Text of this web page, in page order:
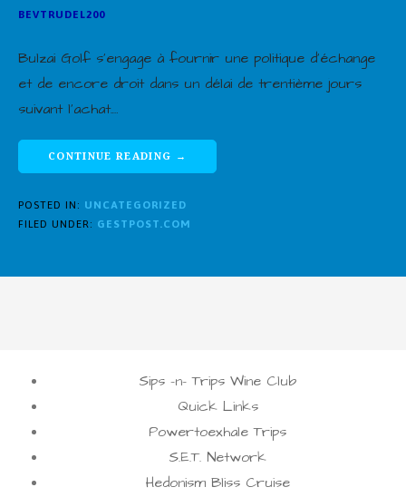
BEVTRUDEL200
Bulzai Golf s’engage à fournir une politique d’échange
et de encore droit dans un délai de trentième jours
suivant l’achat.…
CONTINUE READING →
POSTED IN: UNCATEGORIZED
FILED UNDER: GESTPOST.COM
Sips -n- Trips Wine Club
Quick Links
Powertoexhale Trips
S.E.T. Network
Hedonism Bliss Cruise